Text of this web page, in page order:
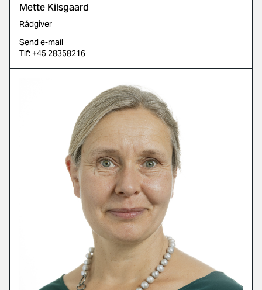
Mette Kilsgaard
Rådgiver
Send e-mail
Tlf:+45 28358216